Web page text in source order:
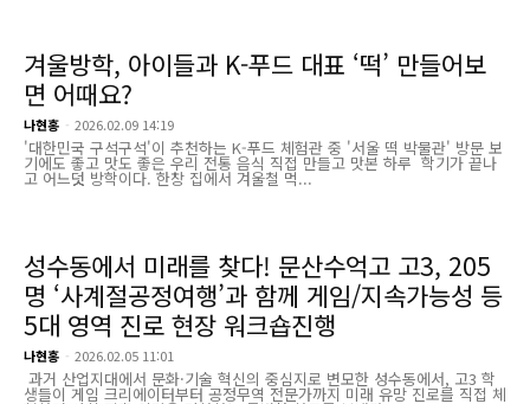
겨울방학, 아이들과 K-푸드 대표 ‘떡’ 만들어보
면 어때요?
나현홍 - 2026.02.09 14:19
'대한민국 구석구석'이 추천하는 K-푸드 체험관 중 '서울 떡 박물관' 방문 보
기에도 좋고 맛도 좋은 우리 전통 음식 직접 만들고 맛본 하루 학기가 끝나
고 어느덧 방학이다. 한창 집에서 겨울철 먹...
성수동에서 미래를 찾다! 문산수억고 고3, 205
명 ‘사계절공정여행’과 함께 게임/지속가능성 등
5대 영역 진로 현장 워크숍진행
나현홍 - 2026.02.05 11:01
과거 산업지대에서 문화·기술 혁신의 중심지로 변모한 성수동에서, 고3 학
생들이 게임 크리에이터부터 공정무역 전문가까지 미래 유망 진로를 직접 체